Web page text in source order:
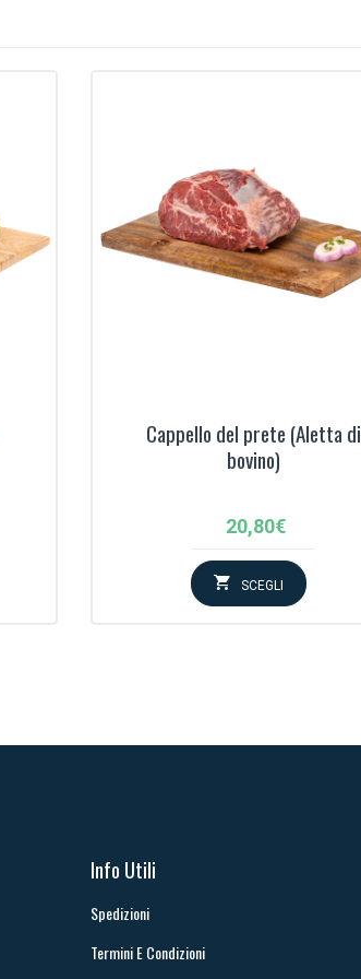
Cappello del prete (Aletta di
bovino)
20,80€
SCEGLI
Info Utili
Spedizioni
Termini E Condizioni